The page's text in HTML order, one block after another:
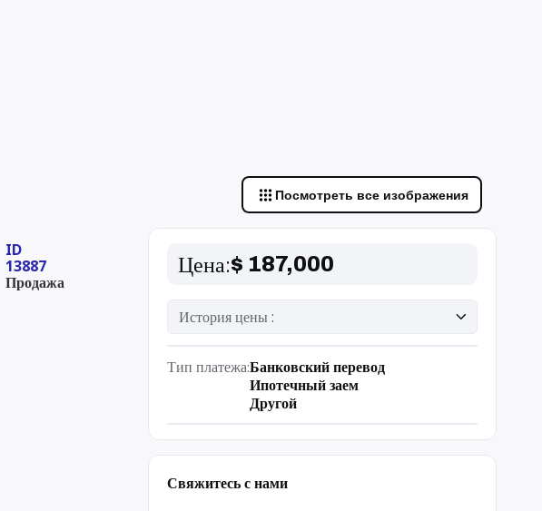
Посмотреть все изображения
ID
13887
Продажа
Цена։$ 187,000
История цены :
Тип платежа։Банковский перевод
Ипотечный заем
Другой
Свяжитесь с нами